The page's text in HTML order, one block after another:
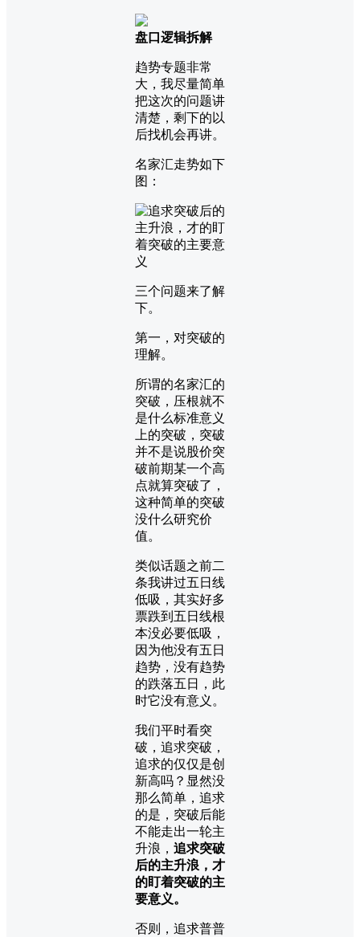
盘口逻辑拆解
趋势专题非常
大，我尽量简单
把这次的问题讲
清楚，剩下的以
后找机会再讲。
名家汇走势如下
图：
三个问题来了解
下。
第一，对突破的
理解。
所谓的名家汇的
突破，压根就不
是什么标准意义
上的突破，突破
并不是说股价突
破前期某一个高
点就算突破了，
这种简单的突破
没什么研究价
值。
类似话题之前二
条我讲过五日线
低吸，其实好多
票跌到五日线根
本没必要低吸，
因为他没有五日
趋势，没有趋势
的跌落五日，此
时它没有意义。
我们平时看突
破，追求突破，
追求的仅仅是创
新高吗？显然没
那么简单，追求
的是，突破后能
不能走出一轮主
升浪， 追求突破
后的主升浪，才
的盯着突破的主
要意义。
否则，追求普普